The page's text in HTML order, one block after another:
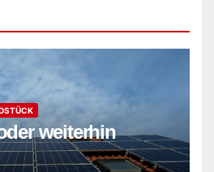
weiterhin